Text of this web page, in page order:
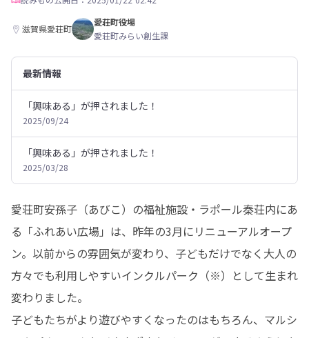
滋賀県愛荘町
愛荘町役場
愛荘町みらい創生課
最新情報
「興味ある」が押されました！
2025/09/24
「興味ある」が押されました！
2025/03/28
愛荘町安孫子（あびこ）の福祉施設・ラポール秦荘内にあ
る「ふれあい広場」は、昨年の3月にリニューアルオープ
ン。以前からの雰囲気が変わり、子どもだけでなく大人の
方々でも利用しやすいインクルパーク（※）として生まれ
変わりました。
子どもたちがより遊びやすくなったのはもちろん、マルシ